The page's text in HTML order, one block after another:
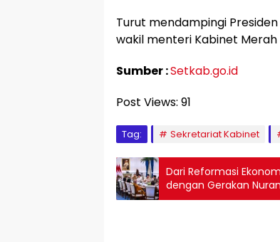
Turut mendampingi
wakil menteri Kabinet Merah
Sumber :Setkab.go.id
Post Views: 91
Tag: Sekretariat Kabinet
Dari Reformasi
dengan Gerakan